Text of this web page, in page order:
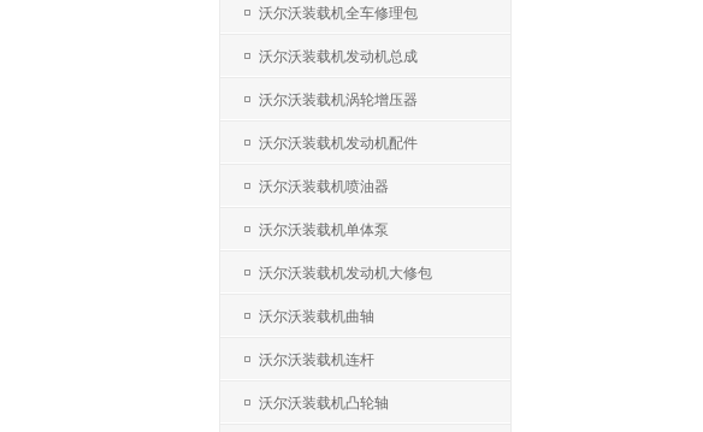
沃尔沃装载机全车修理包
沃尔沃装载机发动机总成
沃尔沃装载机涡轮增压器
沃尔沃装载机发动机配件
沃尔沃装载机喷油器
沃尔沃装载机单体泵
沃尔沃装载机发动机大修包
沃尔沃装载机曲轴
沃尔沃装载机连杆
沃尔沃装载机凸轮轴